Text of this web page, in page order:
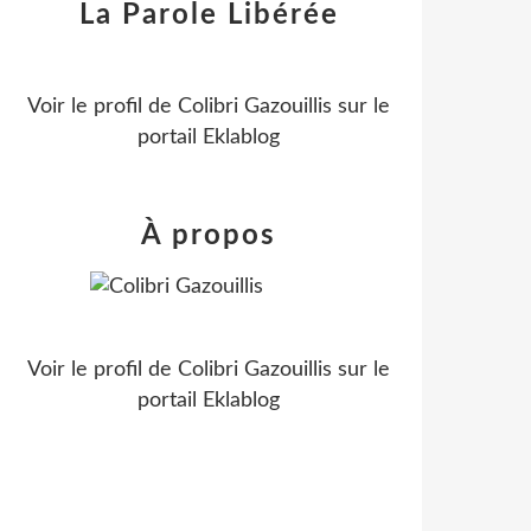
La Parole Libérée
Voir le profil de Colibri Gazouillis sur le
portail Eklablog
À propos
Voir le profil de Colibri Gazouillis sur le
portail Eklablog